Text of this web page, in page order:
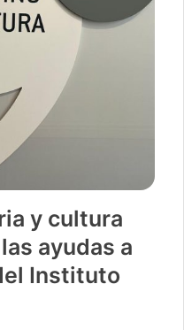
y cultura
ayudas a
Instituto